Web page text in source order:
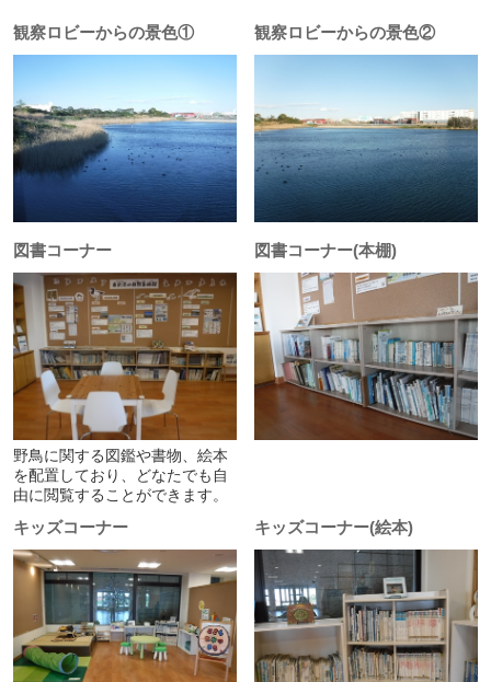
観察ロビーからの景色① 観察ロビーからの景色②
図書コーナー
野鳥に関する図鑑や書物、絵本
を配置しており、どなたでも自
由に閲覧することができます。
図書コーナー(本棚)
キッズコーナー キッズコーナー(絵本)